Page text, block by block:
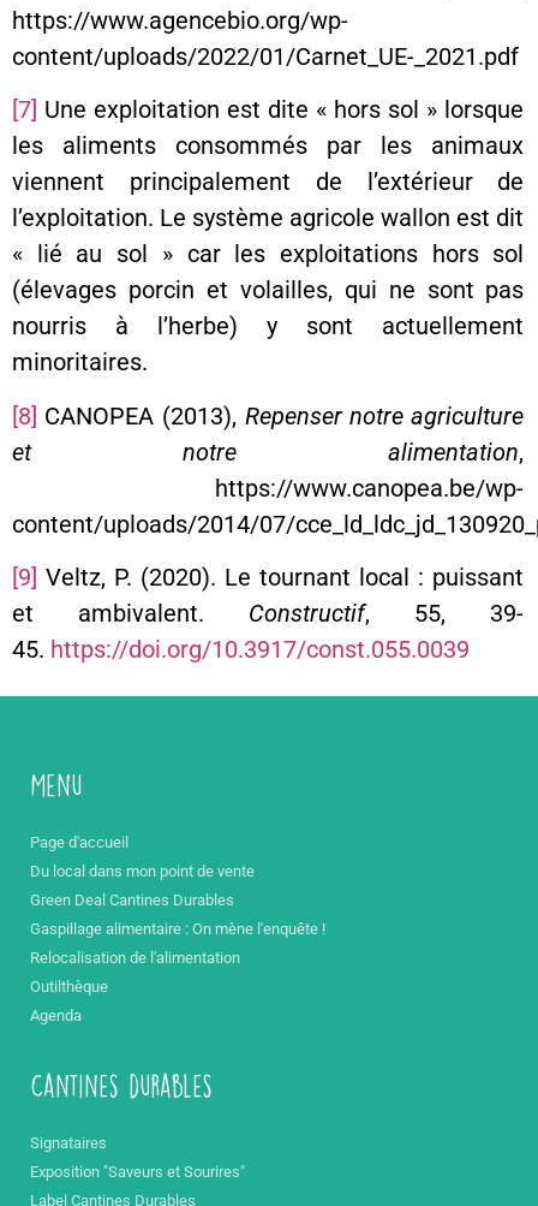
https://www.agencebio.org/wp-
content/uploads/2022/01/Carnet_UE-_2021.pdf
[7] Une exploitation est dite « hors sol » lorsque
les aliments consommés par les animaux
viennent principalement de l’extérieur de
l’exploitation. Le système agricole wallon est dit
« lié au sol » car les exploitations hors sol
(élevages porcin et volailles, qui ne sont pas
nourris à l’herbe) y sont actuellement
minoritaires.
[8] CANOPEA (2013), Repenser notre agriculture
et notre alimentation,
https://www.canopea.be/wp-
content/uploads/2014/07/
[9] Veltz, P. (2020). Le tournant local : puissant
et ambivalent. Constructif, 55, 39-
45. https://doi.org/10.3917/const.055.0039
Menu
Page d'accueil
Du local dans mon point de vente
Green Deal Cantines Durables
Gaspillage alimentaire : On mène l'enquête !
Relocalisation de l'alimentation
Outilthèque
Agenda
Cantines durables
Signataires
Exposition "Saveurs et Sourires"
Label Cantines Durables